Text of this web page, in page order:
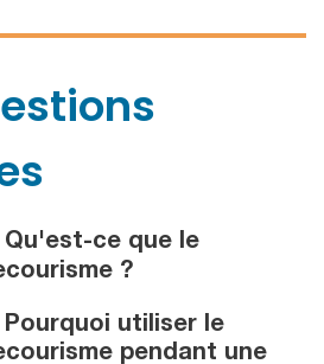
Qu'est-ce que le
?
Pourquoi utiliser le
pendant une